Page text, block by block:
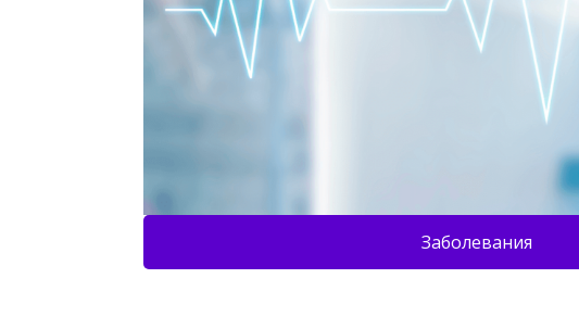
Заболевания